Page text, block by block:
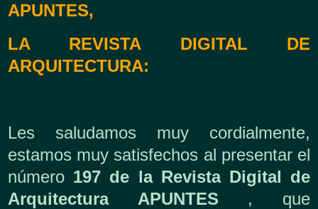
APUNTES,
LA REVISTA DIGITAL DE
ARQUITECTURA:
Les saludamos muy cordialmente,
estamos muy satisfechos al presentar el
número 197 de la Revista Digital de
Arquitectura APUNTES , que